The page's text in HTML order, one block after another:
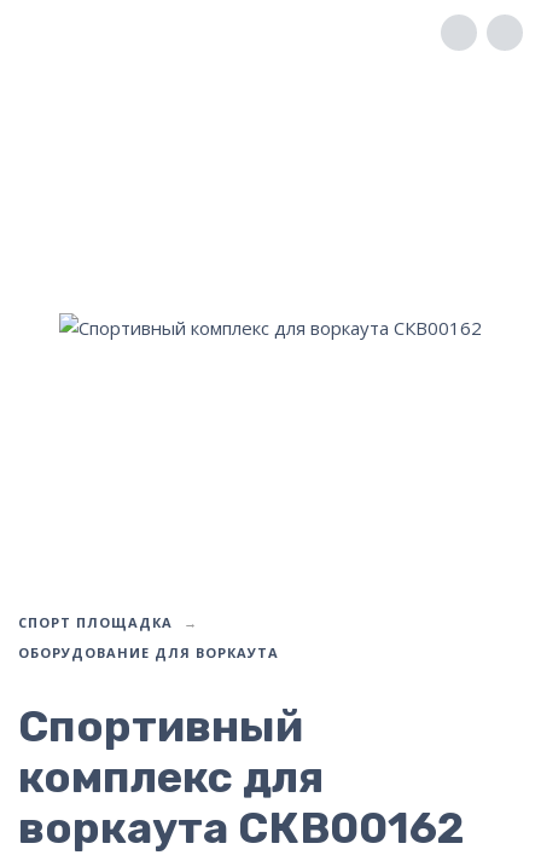
СПОРТ ПЛОЩАДКА
ОБОРУДОВАНИЕ ДЛЯ ВОРКАУТА
Спортивный
комплекс для
воркаута СКВ00162